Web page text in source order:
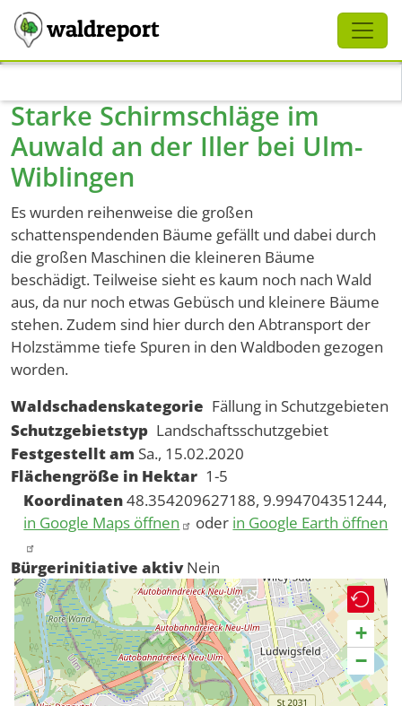
waldreport
Starke Schirmschläge im
Auwald an der Iller bei Ulm-
Wiblingen
Es wurden reihenweise die großen
schattenspendenden Bäume gefällt und dabei durch
die großen Maschinen die kleineren Bäume
beschädigt. Teilweise sieht es kaum noch nach Wald
aus, da nur noch etwas Gebüsch und kleinere Bäume
stehen. Zudem sind hier durch den Abtransport der
Holzstämme tiefe Spuren in den Waldboden gezogen
worden.
Waldschadenskategorie Fällung in Schutzgebieten
Schutzgebietstyp Landschaftsschutzgebiet
Festgestellt am Sa., 15.02.2020
Flächengröße in Hektar 1-5
Koordinaten48.354209627188, 9.994704351244,
in Google Maps öffnen
oder in Google Earth öffnen
Bürgerinitiative aktiv Nein
+
−
Schliessen